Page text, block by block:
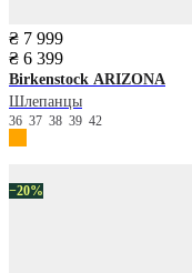
₴ 7 999
₴ 6 399
Birkenstock ARIZONA
Шлепанцы
36 37 38 39 42
−20%